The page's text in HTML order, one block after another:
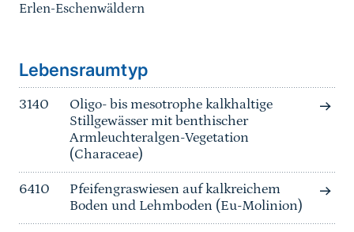
Erlen-Eschenwäldern
Lebensraumtyp
3140
Oligo- bis mesotrophe kalkhaltige
Stillgewässer mit benthischer
Armleuchteralgen-Vegetation
(Characeae)
6410
Pfeifengraswiesen auf kalkreichem
Boden und Lehmboden (Eu-Molinion)